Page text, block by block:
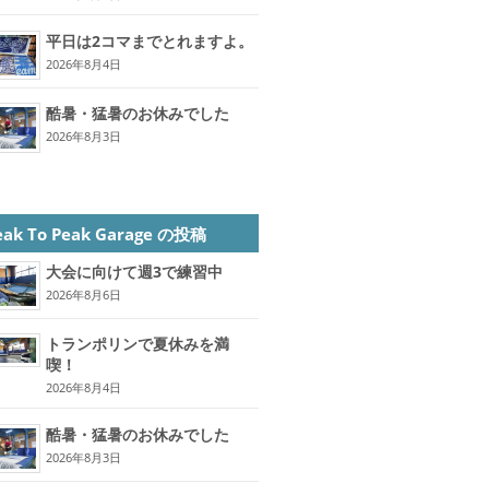
平日は2コマまでとれますよ。
2026年8月4日
酷暑・猛暑のお休みでした
2026年8月3日
To Peak Garage の投稿
大会に向けて週3で練習中
2026年8月6日
トランポリンで夏休みを満
喫！
2026年8月4日
酷暑・猛暑のお休みでした
2026年8月3日